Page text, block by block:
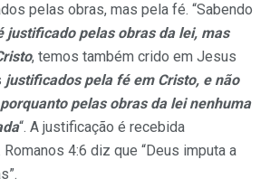
pelas obras, mas pela fé. “Sabendo
justificado pelas obras da lei, mas
, temos também crido em Jesus
justificados pela fé em Cristo, e não
pelas obras da lei nenhuma
“. A justificação é recebida
4:6 diz que “Deus imputa a